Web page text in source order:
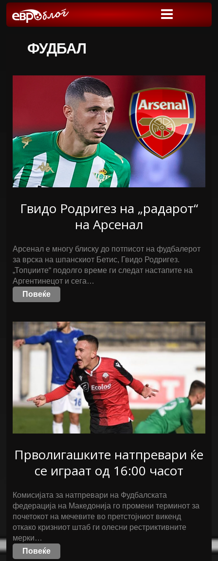
ФУДБАЛ
Гвидо Родригез на „радарот“
на Арсенал
Арсенал е многу блиску до потписот на фудбалерот
за врска на шпанскиот Бетис, Гвидо Родригез.
„Топџиите“ подолго време ги следат настапите на
Аргентинецот и сега…
Повеќе
Прволигашките натпревари ќе
се играат од 16:00 часот
Комисијата за натпревари на Фудбалската
федерација на Македонија го промени терминот за
почетокот на мечевите во претстојниот викенд
откако кризниот штаб ги олесни рестриктивните
мерки…
Повеќе